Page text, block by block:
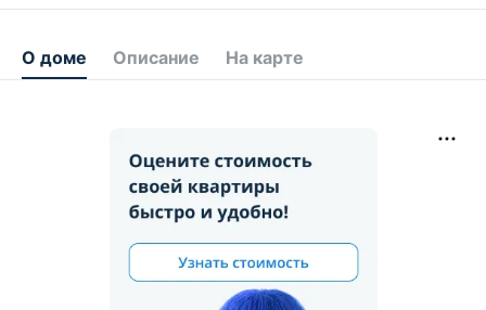
О доме Описание На карте